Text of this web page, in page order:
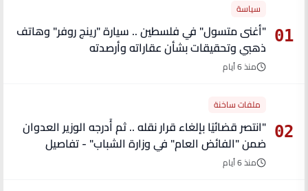
01
سياسة
"أغنى متسول" في فلسطين .. سيارة "رينج روفر" وهاتف
ذهبي وتحقيقات بشأن عقاراته وأرصدته
منذ 6 أيام
02
ملفات ساخنة
"انتصر قضائيًا بإلغاء قرار نقله .. ثم أُدرجه الوزير العدوان
ضمن "الفائض العام" في وزارة الشباب" - تفاصيل
منذ 6 أيام